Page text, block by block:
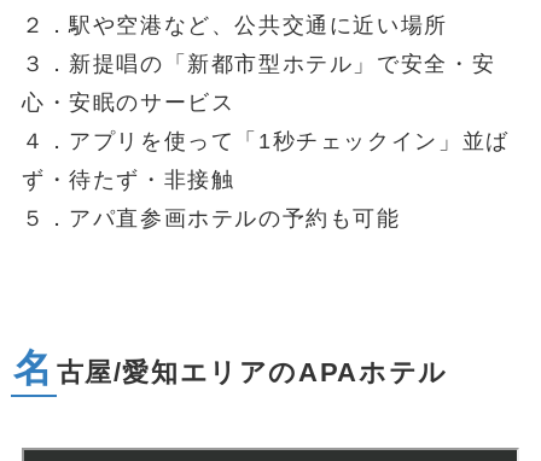
２．駅や空港など、公共交通に近い場所
３．新提唱の「新都市型ホテル」で安全・安
心・安眠のサービス
４．アプリを使って「1秒チェックイン」並ば
ず・待たず・非接触
５．アパ直参画ホテルの予約も可能
名 古屋/愛知エリアのAPAホテル